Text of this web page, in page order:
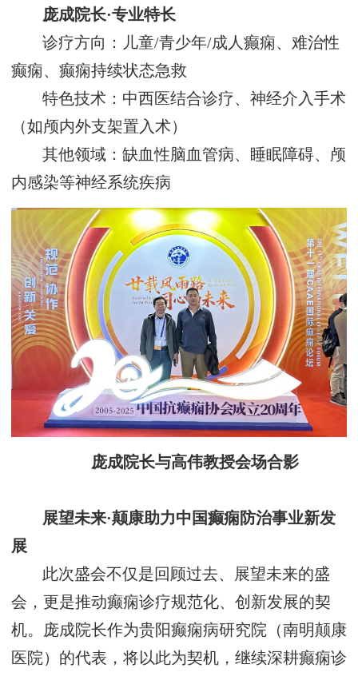
庞成院长·专业特长
诊疗方向 ‌：儿童/青少年/成人癫痫、难治性
癫痫、癫痫持续状态急救
特色技术 ‌：中西医结合诊疗、神经介入手术
（如颅内外支架置入术）
其他领域 ‌：缺血性脑血管病、睡眠障碍、颅
内感染等神经系统疾病
庞成院长与高伟教授会场合影
展望未来·颠康助力中国癫痫防治事业新发
展
此次盛会不仅是回顾过去、展望未来的盛
会，更是推动癫痫诊疗规范化、创新发展的契
机。庞成院长作为贵阳癫痫病研究院（南明颠康
医院） 的代表，将以此为契机，继续深耕癫痫诊